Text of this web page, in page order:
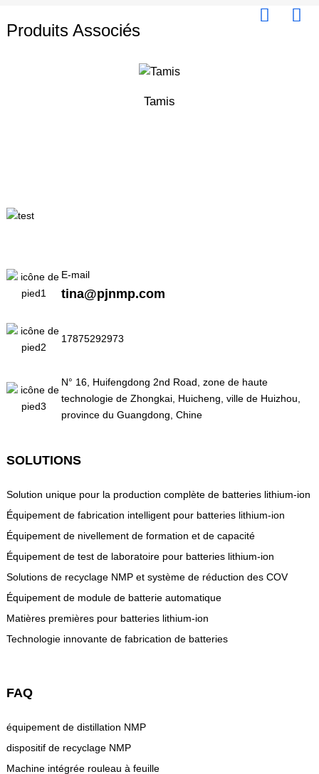
Produits Associés
Tamis
E-mail
tina@pjnmp.com
17875292973
N° 16, Huifengdong 2nd Road, zone de haute
technologie de Zhongkai, Huicheng, ville de Huizhou,
province du Guangdong, Chine
SOLUTIONS
Solution unique pour la production complète de batteries lithium-ion
Équipement de fabrication intelligent pour batteries lithium-ion
Équipement de nivellement de formation et de capacité
Équipement de test de laboratoire pour batteries lithium-ion
Solutions de recyclage NMP et système de réduction des COV
Équipement de module de batterie automatique
Matières premières pour batteries lithium-ion
Technologie innovante de fabrication de batteries
FAQ
équipement de distillation NMP
dispositif de recyclage NMP
Machine intégrée rouleau à feuille